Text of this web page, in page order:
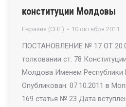
конституции Молдовы
Евразия (СНГ) 10 октября 2011
ПОСТАНОВЛЕНИЕ № 17 ОТ
толковании ст. 78
Молдова Именем
Опубликован: 07.10.2011 в
169 статья № 23 Дата